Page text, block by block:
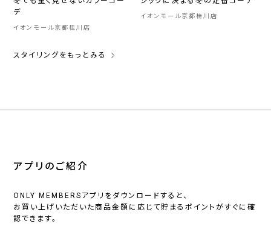
デ
イオンモール京都桂川店
イオンモール京都桂川店
スタイリングをもっとみる
アプリのご紹介
ONLY MEMBERSアプリをダウンロードすると、
お買い上げいただいた商品金額に応じて貯まるポイントがすぐに確
認できます。